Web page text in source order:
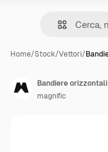
Home/Stock/Vettori/
Bandiere
magnific